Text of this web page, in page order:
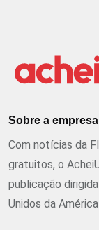
Sobre a empresa
Com notícias da
gratuitos, o
publicação
Unidos da América